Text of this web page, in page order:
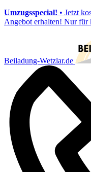
Umzugsspecial! • Jetzt
Angebot erhalten! Nur für
Beiladung-Wetzlar.de